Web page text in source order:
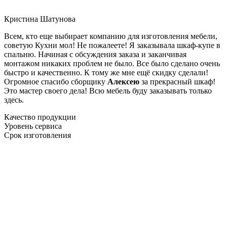
Кристина Шатунова
Всем, кто еще выбирает компанию для изготовления мебели,
советую Кухни мол! Не пожалеете! Я заказывала шкаф-купе в
спальню. Начиная с обсуждения заказа и заканчивая
монтажом никаких проблем не было. Все было сделано очень
быстро и качественно. К тому же мне ещё скидку сделали!
Огромное спасибо сборщику Алексею за прекрасный шкаф!
Это мастер своего дела! Всю мебель буду заказывать только
здесь.
Качество продукции
Уровень сервиса
Срок изготовления